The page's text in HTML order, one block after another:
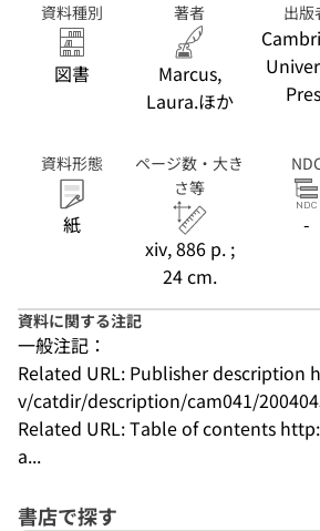
資料種別
図書
著者
Marcus,
Laura.ほか
出版
資料形態
紙
ページ数・大き
さ等
xiv, 886 p. ;
24 cm.
-
資料に関する注記
一般注記：
Related URL: Publisher description
v/catdir/description/cam041/
Related URL: Table of contents
a...
書店で探す